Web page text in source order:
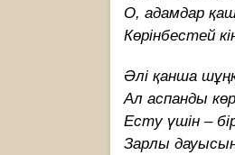
О, адамдар
Көрінбестей
Əлі қанша
Ал аспанды
Есту үшін –
Зарлы